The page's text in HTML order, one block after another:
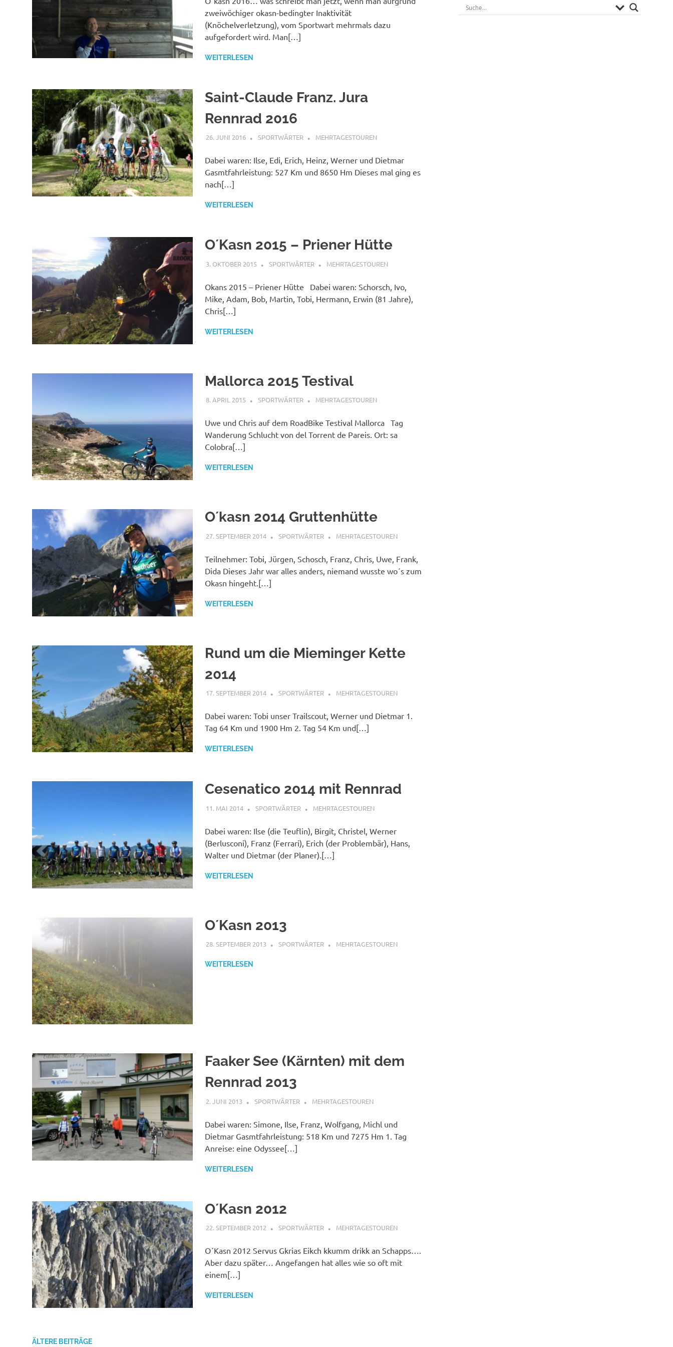
zweiwöchiger okasn-bedingter Inaktivität
(Knöchelverletzung), vom Sportwart mehrmals dazu
aufgefordert wird. Man[…]
WEITERLESEN
Saint-Claude Franz. Jura
Rennrad 2016
26. JUNI 2016 SPORTWÄRTER MEHRTAGESTOUREN
Dabei waren: Ilse, Edi, Erich, Heinz, Werner und Dietmar
Gasmtfahrleistung: 527 Km und 8650 Hm Dieses mal ging es
nach[…]
WEITERLESEN
O´Kasn 2015 – Priener Hütte
3. OKTOBER 2015 SPORTWÄRTER MEHRTAGESTOUREN
Okans 2015 – Priener Hütte Dabei waren: Schorsch, Ivo,
Mike, Adam, Bob, Martin, Tobi, Hermann, Erwin (81 Jahre),
Chris[…]
WEITERLESEN
Mallorca 2015 Testival
8. APRIL 2015 SPORTWÄRTER MEHRTAGESTOUREN
Uwe und Chris auf dem RoadBike Testival Mallorca Tag
Wanderung Schlucht von del Torrent de Pareis. Ort: sa
Colobra[…]
WEITERLESEN
O´kasn 2014 Gruttenhütte
27. SEPTEMBER 2014 SPORTWÄRTER MEHRTAGESTOUREN
Teilnehmer: Tobi, Jürgen, Schosch, Franz, Chris, Uwe, Frank,
Dida Dieses Jahr war alles anders, niemand wusste wo´s zum
Okasn hingeht.[…]
WEITERLESEN
Rund um die Mieminger Kette
2014
17. SEPTEMBER 2014 SPORTWÄRTER MEHRTAGESTOUREN
Dabei waren: Tobi unser Trailscout, Werner und Dietmar 1.
Tag 64 Km und 1900 Hm 2. Tag 54 Km und[…]
WEITERLESEN
Cesenatico 2014 mit Rennrad
11. MAI 2014 SPORTWÄRTER MEHRTAGESTOUREN
Dabei waren: Ilse (die Teuflin), Birgit, Christel, Werner
(Berlusconi), Franz (Ferrari), Erich (der Problembär), Hans,
Walter und Dietmar (der Planer).[…]
WEITERLESEN
O´Kasn 2013
28. SEPTEMBER 2013 SPORTWÄRTER MEHRTAGESTOUREN
WEITERLESEN
Faaker See (Kärnten) mit dem
Rennrad 2013
2. JUNI 2013 SPORTWÄRTER MEHRTAGESTOUREN
Dabei waren: Simone, Ilse, Franz, Wolfgang, Michl und
Dietmar Gasmtfahrleistung: 518 Km und 7275 Hm 1. Tag
Anreise: eine Odyssee[…]
WEITERLESEN
O´Kasn 2012
22. SEPTEMBER 2012 SPORTWÄRTER MEHRTAGESTOUREN
O´Kasn 2012 Servus Gkrias Eikch kkumm drikk an Schapps….
Aber dazu später… Angefangen hat alles wie so oft mit
einem[…]
WEITERLESEN
ÄLTERE BEITRÄGE